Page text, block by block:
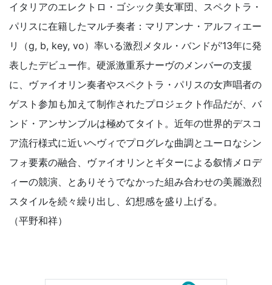
イタリアのエレクトロ・ゴシック美女軍団、スペクトラ・
パリスに在籍したマルチ奏者：マリアンナ・アルフィエー
リ（g, b, key, vo）率いる激烈メタル・バンドが’13年に発
表したデビュー作。硬派激重系ナーヴのメンバーの支援
に、ヴァイオリン奏者やスペクトラ・パリスの女声唱者の
ゲスト参加も加えて制作されたプロジェクト作品だが、バ
ンド・アンサンブルは極めてタイト。近年の世界的デスコ
ア流行様式に近いヘヴィでプログレな曲調とユーロなシン
フォ要素の融合、ヴァイオリンとギターによる叙情メロデ
ィーの競演、とありそうでなかった組み合わせの美麗激烈
スタイルを続々繰り出し、幻想感を盛り上げる。
（平野和祥）